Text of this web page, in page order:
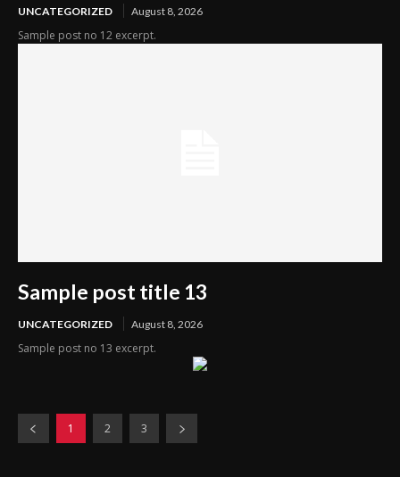
UNCATEGORIZED August 8, 2026
Sample post no 12 excerpt.
Sample post title 13
UNCATEGORIZED August 8, 2026
Sample post no 13 excerpt.
1 2 3